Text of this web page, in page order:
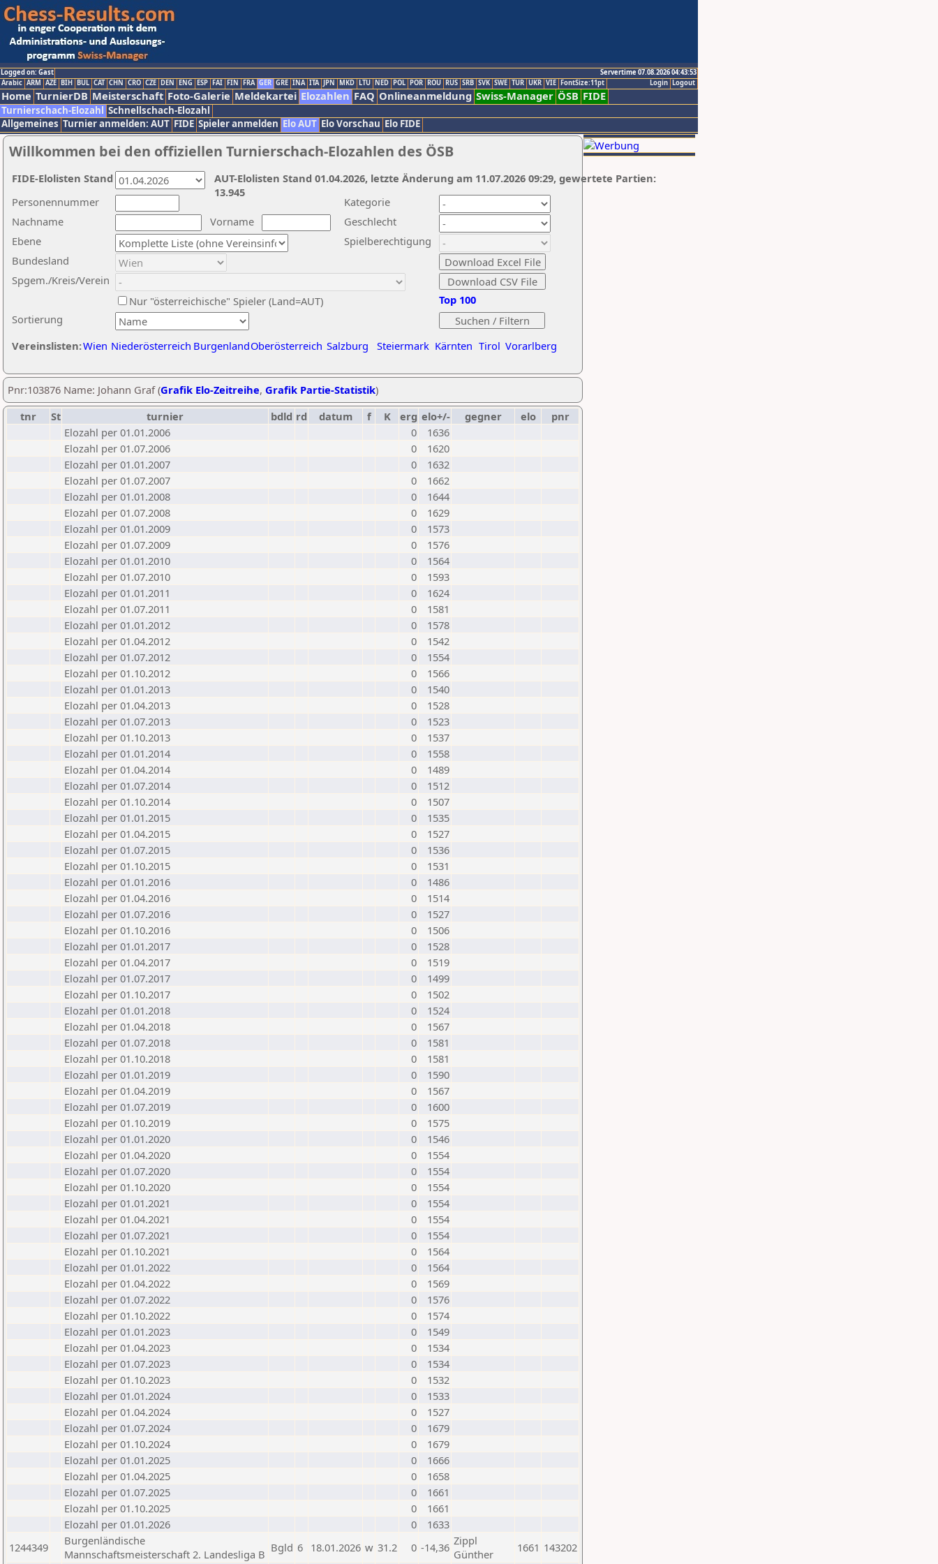
Logged on: Gast
Servertime 07.08.2026 04:43:53
Logout
Login
Arabic ARM AZE BIH BUL CAT CHN CRO CZE DEN ENG ESP FAI FIN FRA GER GRE INA ITA JPN MKD LTU NED POL POR ROU RUS SRB SVK SWE TUR UKR VIE FontSize:11pt
Home TurnierDB Meisterschaft Foto-Galerie Meldekartei Elozahlen FAQ Onlineanmeldung Swiss-Manager ÖSB FIDE
Turnierschach-Elozahl Schnellschach-Elozahl
Allgemeines Turnier anmelden: AUT FIDE Spieler anmelden Elo AUT Elo Vorschau Elo FIDE
Willkommen bei den offiziellen Turnierschach-Elozahlen des ÖSB
Nachname
Vorname
Ebene
Kategorie
Sortierung
Personennummer
Bundesland
Spgem./Kreis/Verein
Geschlecht
Nur "österreichische" Spieler (Land=AUT)
Spielberechtigung
Vereinslisten:Wien Niederösterreich BurgenlandOberösterreich Salzburg Steiermark Kärnten Tirol Vorarlberg
Top 100
AUT-Elolisten Stand 01.04.2026, letzte Änderung am 11.07.2026 09:29, gewertete Partien:
13.945
FIDE-Elolisten Stand
Pnr:103876 Name: Johann Graf (Grafik Elo-Zeitreihe, Grafik Partie-Statistik)
tnr
St turnier bdld rd datum f K erg elo+/- gegner elo
pnr
Elozahl per 01.01.2006
0
1636
Elozahl per 01.07.2006
0
1620
Elozahl per 01.01.2007
0
1632
Elozahl per 01.07.2007
0
1662
Elozahl per 01.01.2008
0
1644
Elozahl per 01.07.2008
0
1629
Elozahl per 01.01.2009
0
1573
Elozahl per 01.07.2009
0
1576
Elozahl per 01.01.2010
0
1564
Elozahl per 01.07.2010
0
1593
Elozahl per 01.01.2011
0
1624
Elozahl per 01.07.2011
0
1581
Elozahl per 01.01.2012
0
1578
Elozahl per 01.04.2012
0
1542
Elozahl per 01.07.2012
0
1554
Elozahl per 01.10.2012
0
1566
Elozahl per 01.01.2013
0
1540
Elozahl per 01.04.2013
0
1528
Elozahl per 01.07.2013
0
1523
Elozahl per 01.10.2013
0
1537
Elozahl per 01.01.2014
0
1558
Elozahl per 01.04.2014
0
1489
Elozahl per 01.07.2014
0
1512
Elozahl per 01.10.2014
0
1507
Elozahl per 01.01.2015
0
1535
Elozahl per 01.04.2015
0
1527
Elozahl per 01.07.2015
0
1536
Elozahl per 01.10.2015
0
1531
Elozahl per 01.01.2016
0
1486
Elozahl per 01.04.2016
0
1514
Elozahl per 01.07.2016
0
1527
Elozahl per 01.10.2016
0
1506
Elozahl per 01.01.2017
0
1528
Elozahl per 01.04.2017
0
1519
Elozahl per 01.07.2017
0
1499
Elozahl per 01.10.2017
0
1502
Elozahl per 01.01.2018
0
1524
Elozahl per 01.04.2018
0
1567
Elozahl per 01.07.2018
0
1581
Elozahl per 01.10.2018
0
1581
Elozahl per 01.01.2019
0
1590
Elozahl per 01.04.2019
0
1567
Elozahl per 01.07.2019
0
1600
Elozahl per 01.10.2019
0
1575
Elozahl per 01.01.2020
0
1546
Elozahl per 01.04.2020
0
1554
Elozahl per 01.07.2020
0
1554
Elozahl per 01.10.2020
0
1554
Elozahl per 01.01.2021
0
1554
Elozahl per 01.04.2021
0
1554
Elozahl per 01.07.2021
0
1554
Elozahl per 01.10.2021
0
1564
Elozahl per 01.01.2022
0
1564
Elozahl per 01.04.2022
0
1569
Elozahl per 01.07.2022
0
1576
Elozahl per 01.10.2022
0
1574
Elozahl per 01.01.2023
0
1549
Elozahl per 01.04.2023
0
1534
Elozahl per 01.07.2023
0
1534
Elozahl per 01.10.2023
0
1532
Elozahl per 01.01.2024
0
1533
Elozahl per 01.04.2024
0
1527
Elozahl per 01.07.2024
0
1679
Elozahl per 01.10.2024
0
1679
Elozahl per 01.01.2025
0
1666
Elozahl per 01.04.2025
0
1658
Elozahl per 01.07.2025
0
1661
Elozahl per 01.10.2025
0
1661
Elozahl per 01.01.2026
0
1633
1244349
Burgenländische
Mannschaftsmeisterschaft 2. Landesliga B Bgld 6 18.01.2026 w 31.2 0 -14,36 Zippl
Günther
1661 143202